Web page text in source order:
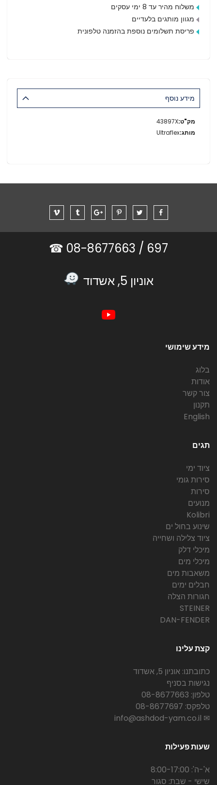
משלוח מהיר עד 8 ימי עסקים
מגוון מותגים בלעדיים
פריסת תשלומים נוספת בהזמנה טלפונית
מידע נוסף
מידע
נוסף
43897X
Ultraflex
697 /
אוניון 5, אשדוד
מידע שימושי
בלוג
אודות
צור קשר
תקנון
English
תגים
ציוד ימי
סירות גומי
סירות
מנועים
Kolibri
שינוע בחול ים
ציוד צלילה ושחייה
מיכלי דלק
מיכלי מים
משאבות מים
חבלים ימים
חגורות הצלה
STEINER
DAN-FENDER
קצת עלינו
כתובתנו: אוניון 5, אשדוד
נגישות בסניף
טלפון: 08-8677663
טלפקס: 08-8677697
✉ info@ashdod-yam.co.il
שעות פעילות
א'-ה': 8:00-17:00
שישי - שבת: סגור